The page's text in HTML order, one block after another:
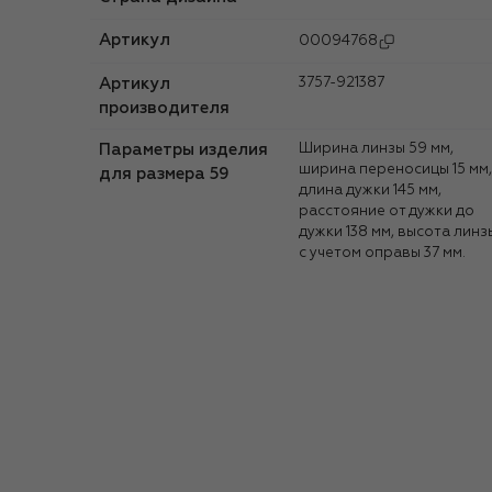
Артикул 00094768
Артикул
производителя
3757-921387
Параметры изделия
для размера 59
Ширина линзы 59 мм,
ширина переносицы 15 мм,
длина дужки 145 мм,
расстояние от дужки до
дужки 138 мм, высота
с учетом оправы 37 мм.